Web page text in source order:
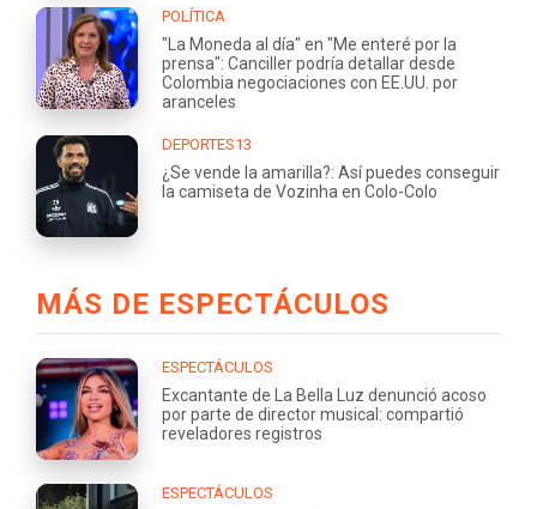
POLÍTICA
"La Moneda al día" en "Me enteré por la
prensa": Canciller podría detallar desde
Colombia negociaciones con EE.UU. por
aranceles
DEPORTES13
¿Se vende la amarilla?: Así puedes conseguir
la camiseta de Vozinha en Colo-Colo
MÁS DE ESPECTÁCULOS
ESPECTÁCULOS
Excantante de La Bella Luz denunció acoso
por parte de director musical: compartió
reveladores registros
ESPECTÁCULOS